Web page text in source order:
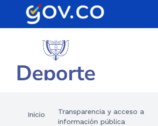
Inicio
Transparencia y acceso a
información pública